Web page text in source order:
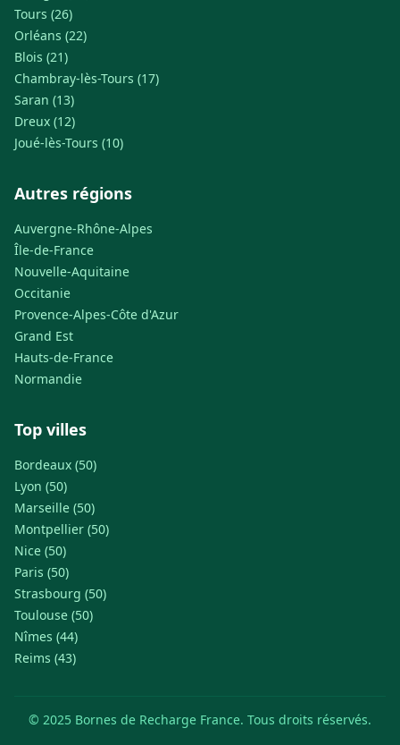
Tours (26)
Orléans (22)
Blois (21)
Chambray-lès-Tours (17)
Saran (13)
Dreux (12)
Joué-lès-Tours (10)
Autres régions
Auvergne-Rhône-Alpes
Île-de-France
Nouvelle-Aquitaine
Occitanie
Provence-Alpes-Côte d'Azur
Grand Est
Hauts-de-France
Normandie
Top villes
Bordeaux (50)
Lyon (50)
Marseille (50)
Montpellier (50)
Nice (50)
Paris (50)
Strasbourg (50)
Toulouse (50)
Nîmes (44)
Reims (43)
© 2025 Bornes de Recharge France. Tous droits réservés.